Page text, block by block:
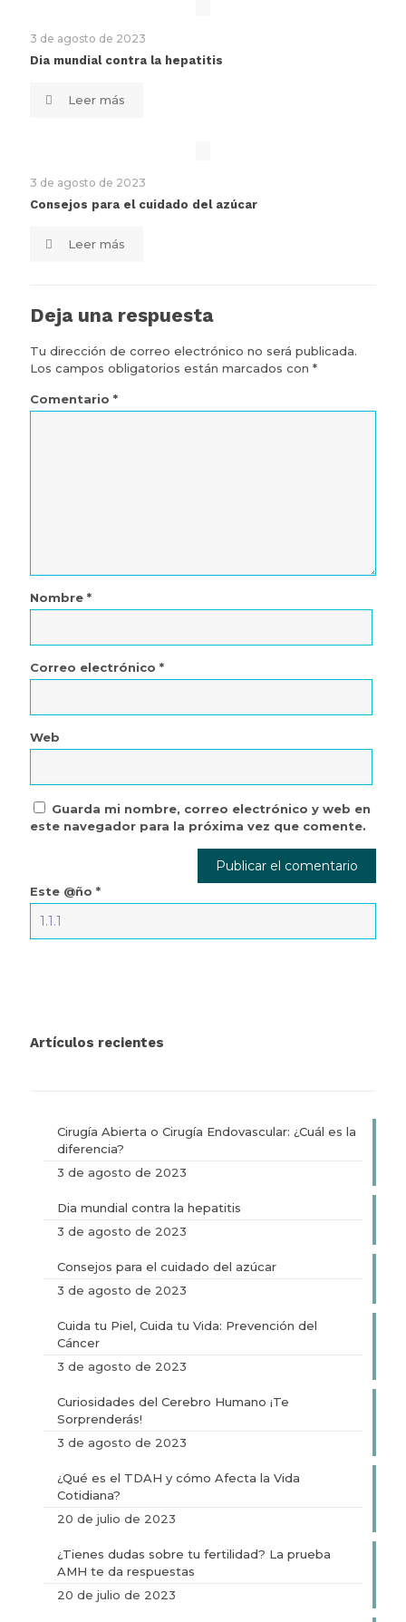
3 de agosto de 2023
Dia mundial contra la hepatitis
Leer más
3 de agosto de 2023
Consejos para el cuidado del azúcar
Leer más
Deja una respuesta
Tu dirección de correo electrónico no será publicada.
Los campos obligatorios están marcados con *
Comentario *
Nombre *
Correo electrónico *
Web
Guarda mi nombre, correo electrónico y web en
este navegador para la próxima vez que comente.
Este @ño *
Artículos recientes
Cirugía Abierta o Cirugía Endovascular: ¿Cuál es la
diferencia?
3 de agosto de 2023
Dia mundial contra la hepatitis
3 de agosto de 2023
Consejos para el cuidado del azúcar
3 de agosto de 2023
Cuida tu Piel, Cuida tu Vida: Prevención del
Cáncer
3 de agosto de 2023
Curiosidades del Cerebro Humano ¡Te
Sorprenderás!
3 de agosto de 2023
¿Qué es el TDAH y cómo Afecta la Vida
Cotidiana?
20 de julio de 2023
¿Tienes dudas sobre tu fertilidad? La prueba
AMH te da respuestas
20 de julio de 2023